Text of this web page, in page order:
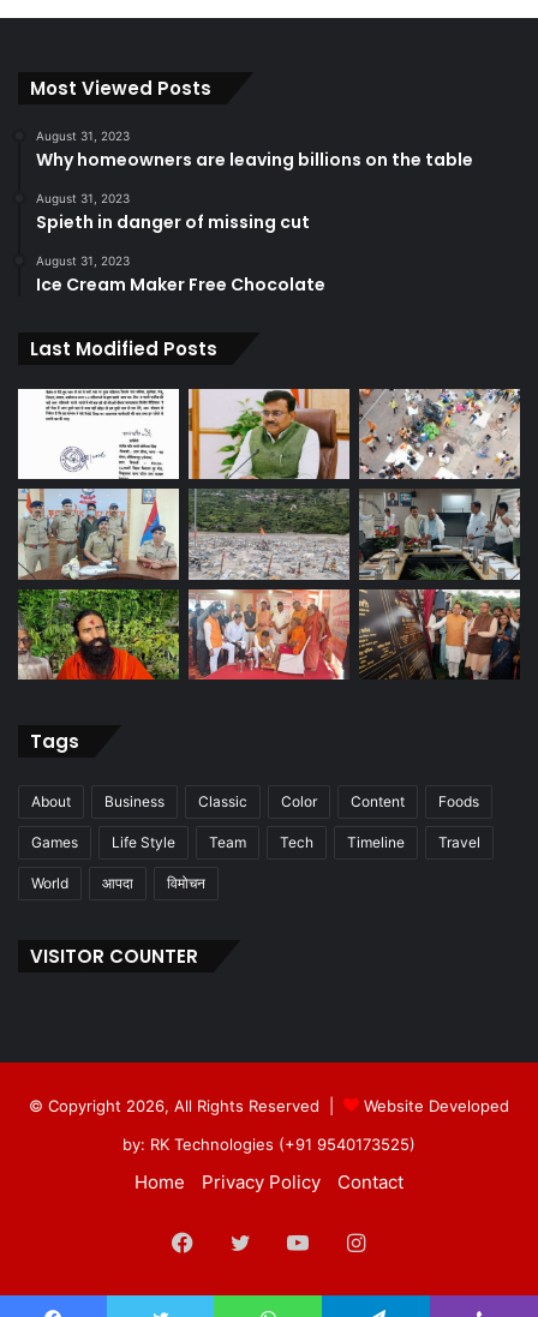
Most Viewed Posts
August 31, 2023
Why homeowners are leaving billions on the table
August 31, 2023
Spieth in danger of missing cut
August 31, 2023
Ice Cream Maker Free Chocolate
Last Modified Posts
Tags
About Business Classic Color Content Foods
Games Life Style Team Tech Timeline Travel
World आपदा विमोचन
VISITOR COUNTER
© Copyright 2026, All Rights Reserved |
Website Developed
by: RK Technologies (+91 9540173525)
Home Privacy Policy Contact
Facebook
TwitterYouTubeInstagram